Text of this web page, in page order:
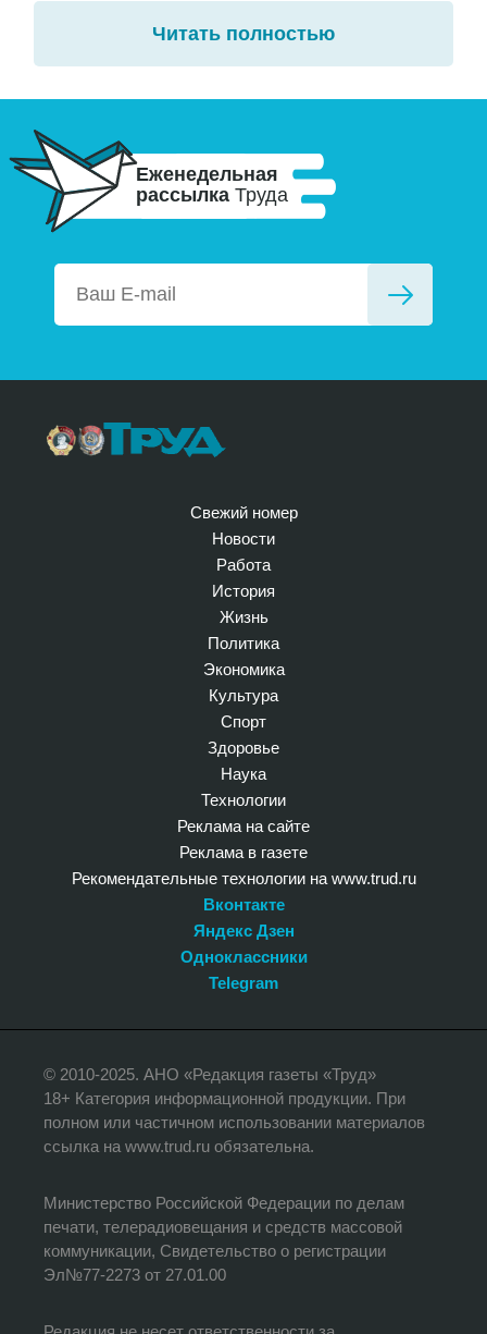
Читать полностью
Еженедельная
рассылка Труда
Свежий номер
Новости
Работа
История
Жизнь
Политика
Экономика
Культура
Спорт
Здоровье
Наука
Технологии
Реклама на сайте
Реклама в газете
Рекомендательные технологии на www.trud.ru
Вконтакте
Яндекс Дзен
Одноклассники
Telegram
© 2010-2025. АНО «Редакция газеты «Труд»
18+ Категория информационной продукции. При
полном или частичном использовании материалов
ссылка на www.trud.ru обязательна.
Министерство Российской Федерации по делам
печати, телерадиовещания и средств массовой
коммуникации, Свидетельство о регистрации
Эл№77-2273 от 27.01.00